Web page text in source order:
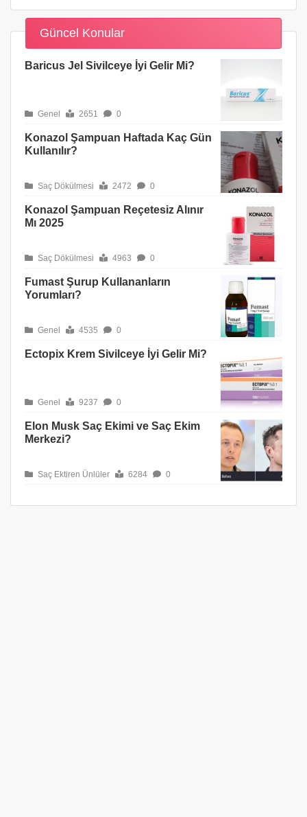
Güncel Konular
Baricus Jel Sivilceye İyi Gelir Mi?
Genel 2651 0
Konazol Şampuan Haftada Kaç Gün
Kullanılır?
Saç Dökülmesi 2472 0
Konazol Şampuan Reçetesiz Alınır
Mı 2025
Saç Dökülmesi 4963 0
Fumast Şurup Kullananların
Yorumları?
Genel 4535 0
Ectopix Krem Sivilceye İyi Gelir Mi?
Genel 9237 0
Elon Musk Saç Ekimi ve Saç Ekim
Merkezi?
Saç Ektiren Ünlüler 6284 0